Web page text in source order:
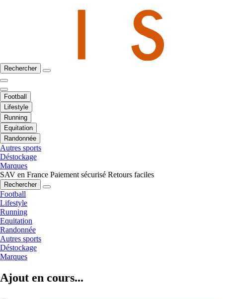
Rechercher
Football
Lifestyle
Running
Equitation
Randonnée
Autres sports
Déstockage
Marques
SAV en France Paiement sécurisé Retours faciles
Rechercher
Football
Lifestyle
Running
Equitation
Randonnée
Autres sports
Déstockage
Marques
Ajout en cours...